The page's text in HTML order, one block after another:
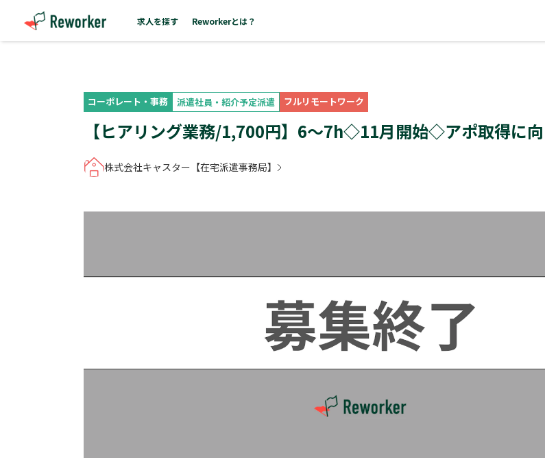
求人を探す Reworkerとは？
コーポレート・事務 派遣社員・紹介予定派遣 フルリモートワーク
【ヒアリング業務/1,700円】6～7h◇11月開始◇アポ取得に
株式会社キャスター【在宅派遣事務局】